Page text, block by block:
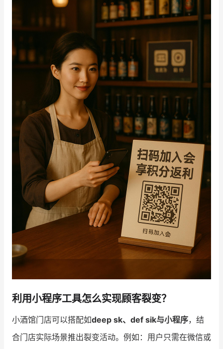
利用小程序工具怎么实现顾客裂变？
小酒馆门店可以搭配如deep sk、def sik与小程序，结
合门店实际场景推出裂变活动。例如：用户只需在微信或